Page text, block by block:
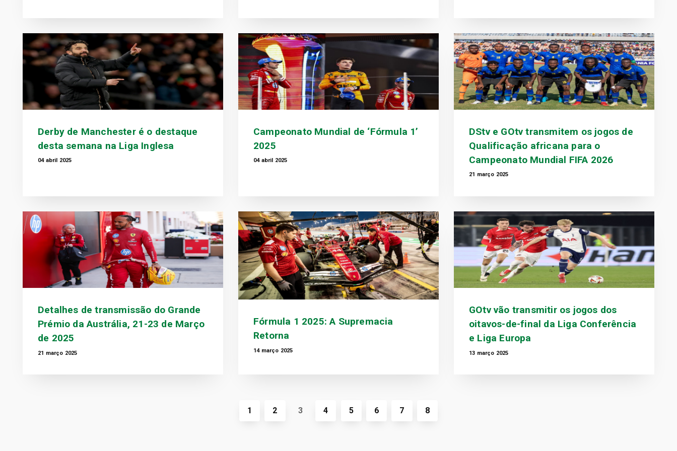
Derby de Manchester é o destaque
desta semana na Liga Inglesa
04 abril 2025
Campeonato Mundial de ‘Fórmula 1’
2025
04 abril 2025
DStv e GOtv transmitem os jogos de
Qualificação africana para o
Campeonato Mundial FIFA 2026
21 março 2025
Detalhes de transmissão do Grande
Prémio da Austrália, 21-23 de Março
de 2025
21 março 2025
Fórmula 1 2025: A Supremacia
Retorna
14 março 2025
GOtv vão transmitir os jogos dos
oitavos-de-final da Liga Conferência
e Liga Europa
13 março 2025
1 2 3 4 5 6 7 8